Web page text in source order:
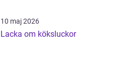
10 maj 2026
Lacka om köksluckor